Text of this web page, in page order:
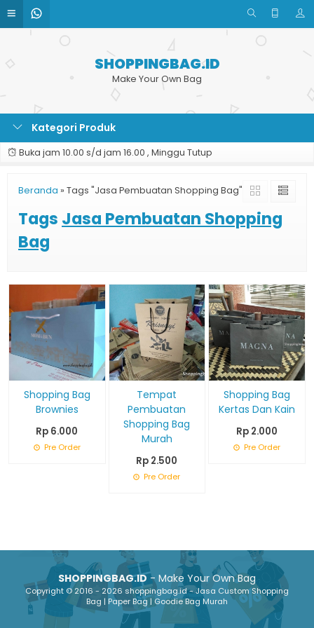
SHOPPINGBAG.ID
Make Your Own Bag
Kategori Produk
Buka jam 10.00 s/d jam 16.00 , Minggu Tutup
Beranda » Tags "Jasa Pembuatan Shopping Bag"
Tags Jasa Pembuatan Shopping
Bag
Shopping Bag
Brownies
Rp 6.000
Pre Order
Tempat
Pembuatan
Shopping Bag
Murah
Rp 2.500
Pre Order
Shopping Bag
Kertas Dan Kain
Rp 2.000
Pre Order
SHOPPINGBAG.ID- Make Your Own Bag
Copyright © 2016 - 2026 shoppingbag.id - Jasa Custom Shopping
Bag | Paper Bag | Goodie Bag Murah